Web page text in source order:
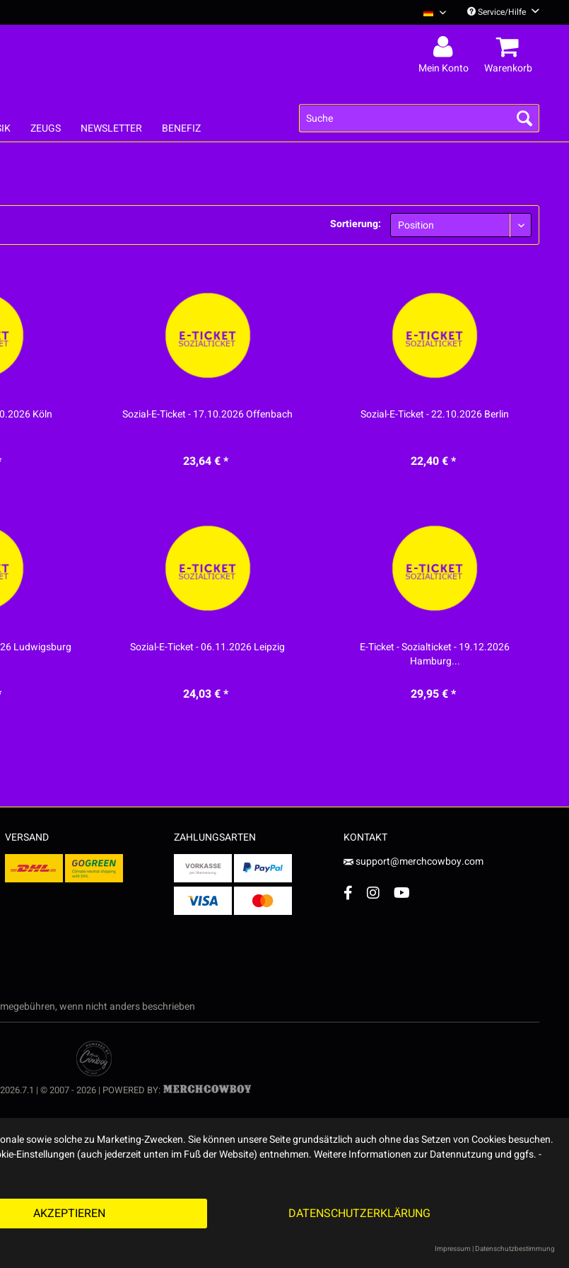
Deine Cousine Deutsch
Service/Hilfe
Mein Konto Warenkorb
ZEUGS NEWSLETTER BENEFIZ
Sortierung:
Köln Sozial-E-Ticket - 17.10.2026 Offenbach
23,64 € *
Sozial-E-Ticket - 22.10.2026 Berlin
22,40 € *
Ludwigsburg Sozial-E-Ticket - 06.11.2026 Leipzig
24,03 € *
E-Ticket - Sozialticket - 19.12.2026
Hamburg...
29,95 € *
VERSAND ZAHLUNGSARTEN
KONTAKT
support@merchcowboy.com
wenn nicht anders beschrieben
| © 2007 - 2026 | POWERED BY:
sowie solche zu Marketing-Zwecken. Sie können unsere Seite grundsätzlich auch ohne das Setzen von Cookies besuchen.
Einstellungen (auch jederzeit unten im Fuß der Website) entnehmen. Weitere Informationen zur Datennutzung und ggfs. -
AKZEPTIEREN DATENSCHUTZERKLÄRUNG
Impressum | Datenschutzbestimmung